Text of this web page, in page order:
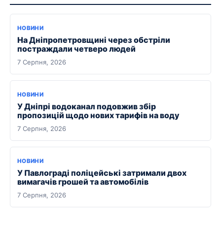
НОВИНИ
На Дніпропетровщині через обстріли
постраждали четверо людей
7 Серпня, 2026
НОВИНИ
У Дніпрі водоканал подовжив збір
пропозицій щодо нових тарифів на воду
7 Серпня, 2026
НОВИНИ
У Павлограді поліцейські затримали двох
вимагачів грошей та автомобілів
7 Серпня, 2026